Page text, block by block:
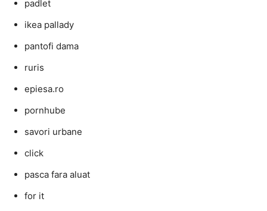
padlet
ikea pallady
pantofi dama
ruris
epiesa.ro
pornhube
savori urbane
click
pasca fara aluat
for it